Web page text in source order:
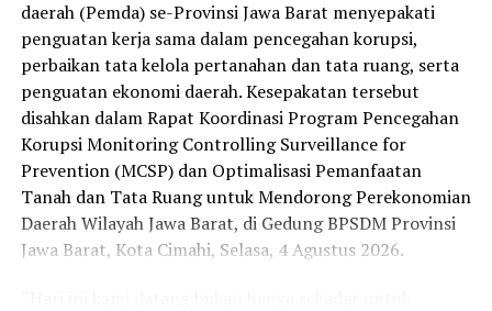
Fawait.
daerah (Pemda) se-Provinsi Jawa Barat menyepakati
penguatan kerja sama dalam pencegahan korupsi,
perbaikan tata kelola pertanahan dan tata ruang, serta
penguatan ekonomi daerah. Kesepakatan tersebut
disahkan dalam Rapat Koordinasi Program Pencegahan
Korupsi Monitoring Controlling Surveillance for
Prevention (MCSP) dan Optimalisasi Pemanfaatan
Tanah dan Tata Ruang untuk Mendorong Perekonomian
Daerah Wilayah Jawa Barat, di Gedung BPSDM Provinsi
Jawa Barat, Kota Cimahi, Selasa, 4 Agustus 2026.